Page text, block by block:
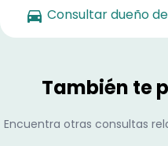
Consultar dueño
También te
Encuentra otras consultas